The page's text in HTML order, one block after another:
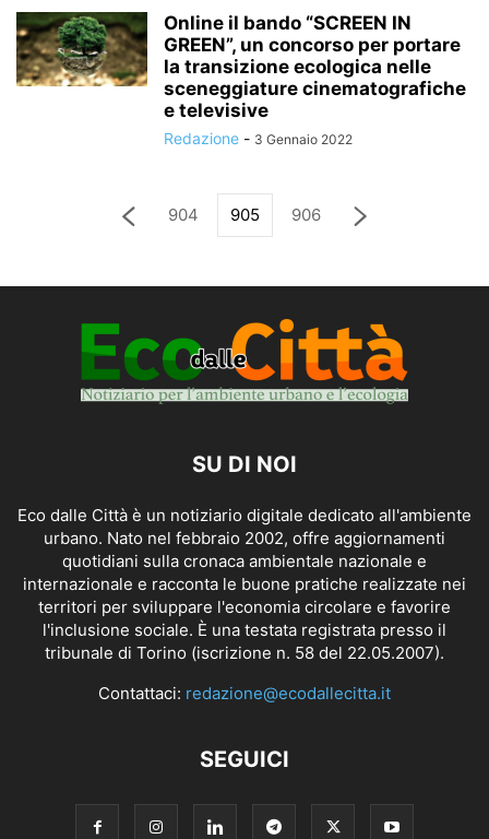
Online il bando “SCREEN IN
GREEN”, un concorso per portare
la transizione ecologica nelle
sceneggiature cinematografiche
e televisive
Redazione - 3 Gennaio 2022
904 905 906
SU DI NOI
Eco dalle Città è un notiziario digitale dedicato all'ambiente
urbano. Nato nel febbraio 2002, offre aggiornamenti
quotidiani sulla cronaca ambientale nazionale e
internazionale e racconta le buone pratiche realizzate nei
territori per sviluppare l'economia circolare e favorire
l'inclusione sociale. È una testata registrata presso il
tribunale di Torino (iscrizione n. 58 del 22.05.2007).
Contattaci: redazione@ecodallecitta.it
SEGUICI